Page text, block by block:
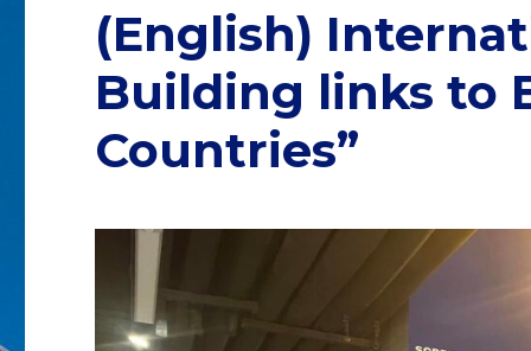
(English)
Building links to
Countries”